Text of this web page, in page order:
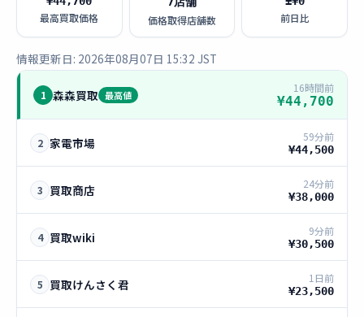
最高買取価格 価格取得店舗数 前日比
情報更新日: 2026年08月07日 15:32 JST
1 森森買取 最高値
16時間前
¥44,700
2 家電市場 59分前
¥44,500
3 買取商店 24分前
¥38,000
4 買取wiki 9分前
¥30,500
5 買取けんさく君 1日前
¥23,500